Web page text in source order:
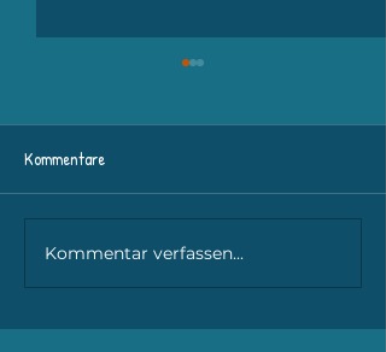
Burgfestspiele Bad Hersfeld
🎭
Kommentare
Kommentar verfassen...